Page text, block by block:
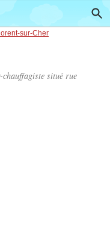
sur-Cher
situé rue